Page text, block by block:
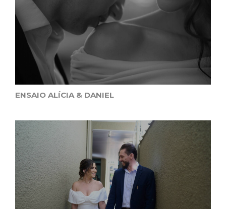
ENSAIO ALÍCIA & DANIEL